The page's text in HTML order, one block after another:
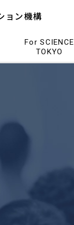
ョン機構
For SCIENCE
TOKYO